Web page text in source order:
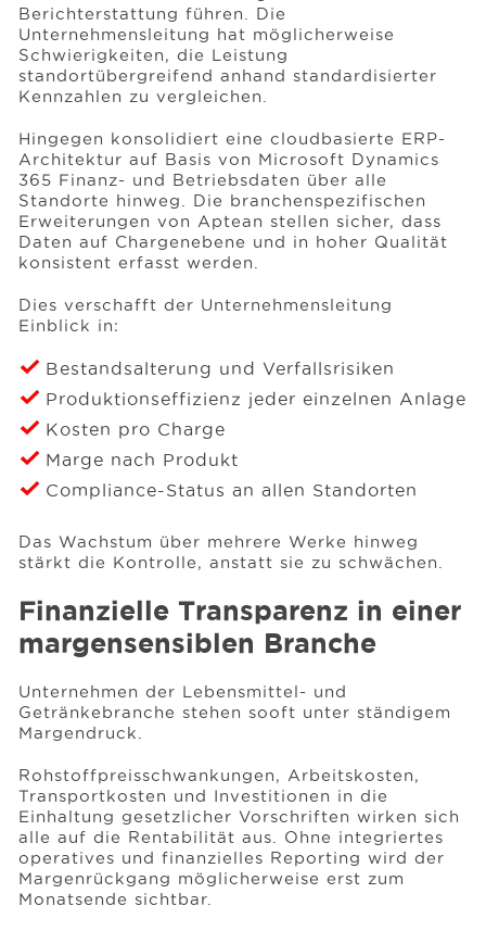
Berichterstattung führen. Die
Unternehmensleitung hat möglicherweise
Schwierigkeiten, die Leistung
standortübergreifend anhand standardisierter
Kennzahlen zu vergleichen.
Hingegen konsolidiert eine cloudbasierte ERP-
Architektur auf Basis von Microsoft Dynamics
365 Finanz- und Betriebsdaten über alle
Standorte hinweg. Die branchenspezifischen
Erweiterungen von Aptean stellen sicher, dass
Daten auf Chargenebene und in hoher Qualität
konsistent erfasst werden.
Dies verschafft der Unternehmensleitung
Einblick in:
Bestandsalterung und Verfallsrisiken
Produktionseffizienz jeder einzelnen Anlage
Kosten pro Charge
Marge nach Produkt
Compliance-Status an allen Standorten
Das Wachstum über mehrere Werke hinweg
stärkt die Kontrolle, anstatt sie zu schwächen.
Finanzielle Transparenz in einer
margensensiblen Branche
Unternehmen der Lebensmittel- und
Getränkebranche stehen sooft unter ständigem
Margendruck.
Rohstoffpreisschwankungen, Arbeitskosten,
Transportkosten und Investitionen in die
Einhaltung gesetzlicher Vorschriften wirken sich
alle auf die Rentabilität aus. Ohne integriertes
operatives und finanzielles Reporting wird der
Margenrückgang möglicherweise erst zum
Monatsende sichtbar.